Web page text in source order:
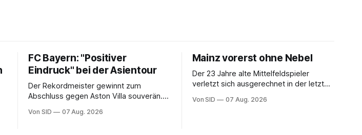
FC Bayern: "Positiver
Eindruck" bei der Asientour
Der Rekordmeister gewinnt zum
Abschluss gegen Aston Villa souverän.
Manuel Neuers Saisonpremiere munter
Von SID 07 Aug. 2026
Mainz vorerst ohne Nebel
Der 23 Jahre alte Mittelfeldspieler
verletzt sich ausgerechnet in der letzten
Von SID 07 Aug. 2026